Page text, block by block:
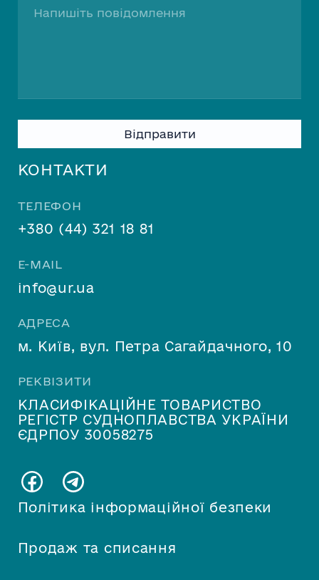
Політика інформаційної безпеки
Продаж та списання
КОНТАКТИ
ТЕЛЕФОН
+380 (44) 321 18 81
E-MAIL
info@ur.ua
АДРЕСА
м. Київ, вул. Петра Сагайдачного, 10
РЕКВІЗИТИ
КЛАСИФІКАЦІЙНЕ ТОВАРИСТВО
РЕГІСТР СУДНОПЛАВСТВА УКРАЇНИ
ЄДРПОУ 30058275
field